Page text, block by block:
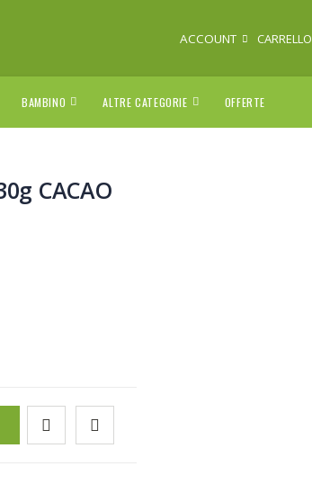
ACCOUNT CARRELLO
BAMBINO ALTRE CATEGORIE OFFERTE
CACAO